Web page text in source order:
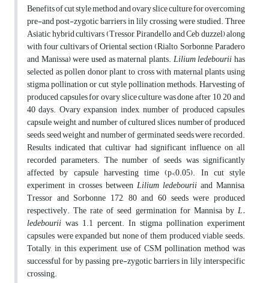
Benefits of cut style method and ovary slice culture for overcoming
pre-and post-zygotic barriers in lily crossing were studied. Three
Asiatic hybrid cultivars (Tressor, Pirandello and Ceb duzzel) along
with four cultivars of Oriental section (Rialto, Sorbonne, Paradero
and Manissa) were used as maternal plants.Lilium ledebouriihas
selected as pollen donor plant to cross with maternal plants using
stigma pollination or cut style pollination methods. Harvesting of
produced capsules for ovary slice culture was done after 10, 20 and
40 days. Ovary expansion index, number of produced capsules,
capsule weight, and number of cultured slices, number of produced
seeds, seed weight and number of germinated seeds were recorded.
Results indicated that cultivar had significant influence on all
recorded parameters. The number of seeds was significantly
affected by capsule harvesting time (p<0.05). In cut style
experiment in crosses between Lilium ledebourii and Mannisa,
Tressor and Sorbonne 172, 80 and 60 seeds were produced
respectively. The rate of seed germination for Mannisa by L.
ledebourii was 1.1 percent. In stigma pollination experiment
capsules were expanded but none of them produced viable seeds.
Totally, in this experiment, use of CSM pollination method was
successful for by passing pre-zygotic barriers in lily interspecific
crossing.